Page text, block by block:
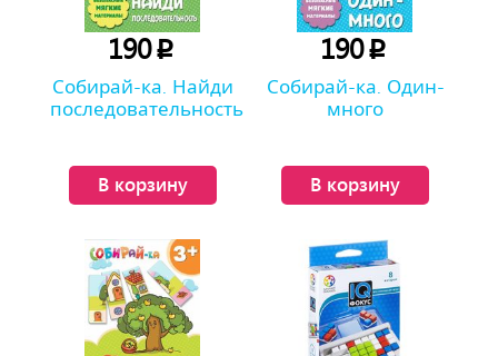
190p
Собирай-ка. Найди
последовательность
В корзину
190p
Собирай-ка. Один-
много
В корзину